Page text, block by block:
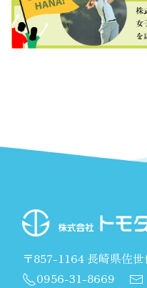
〒857-1164 長崎県佐
0956-31-8669